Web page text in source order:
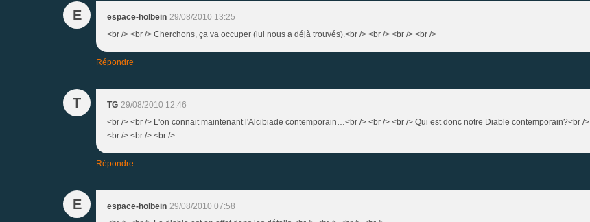
E espace-holbein 29/08/2010 13:25
<br /> <br /> Cherchons, ça va occuper (lui nous a déjà trouvés).<br /> <br /> <br /> <br />
Répondre
T TG 29/08/2010 12:46
<br /> <br /> L'on connait maintenant l'Alcibiade contemporain…<br /> <br /> <br /> Qui est donc notre Diable contemporain?<br />
<br /> <br /> <br />
Répondre
E espace-holbein 29/08/2010 07:58